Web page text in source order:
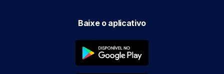
Baixe o aplicativo